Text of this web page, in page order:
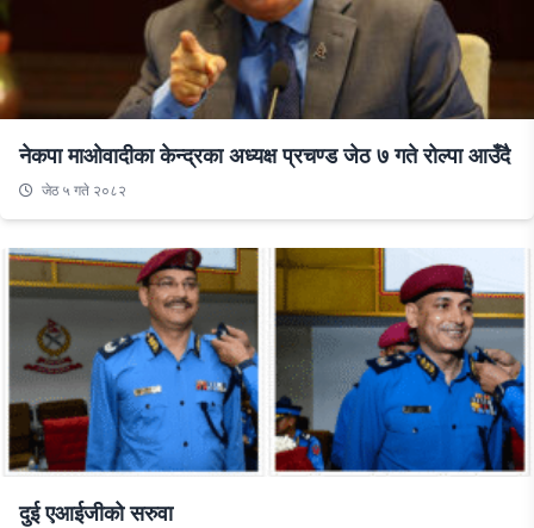
नेकपा माओवादीका केन्द्रका अध्यक्ष प्रचण्ड जेठ ७ गते रोल्पा आउँदै
जेठ ५ गते २०८२
दुई एआईजीको सरुवा